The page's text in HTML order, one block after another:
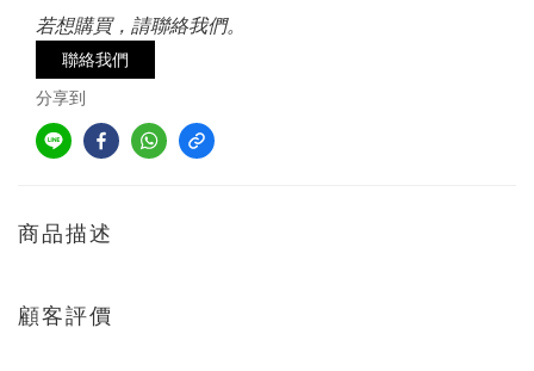
若想購買，請聯絡我們。
聯絡我們
分享到
商品描述
顧客評價